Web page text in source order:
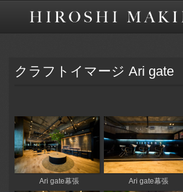
クラフトイマージ Ari gate
Ari gate幕張 Ari gate幕張